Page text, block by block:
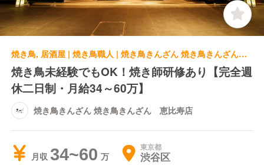
焼き鳥, 居酒屋 | 焼き鳥職人 | 焼き鳥きんざん 焼き鳥きんざん 恵比寿店
焼き鳥未経験でもOK！焼き師研修あり【完全週
休二日制・月給34～60万】
焼き鳥きんざん 焼き鳥きんざん 恵比寿店
月収 34~60 東京都
渋谷区